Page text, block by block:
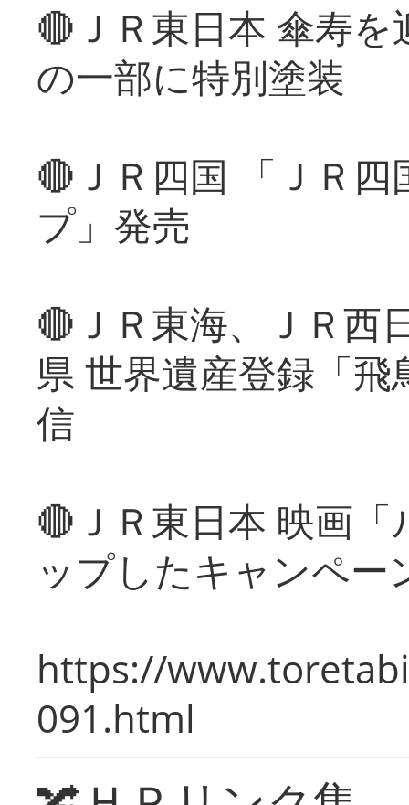
🔴ＪＲ東日本 傘寿
の一部に特別塗装
🔴ＪＲ四国 「ＪＲ
プ」発売
🔴ＪＲ東海、ＪＲ西
県 世界遺産登録「
信
🔴ＪＲ東日本 映画
ップしたキャンペー
https://
091.html